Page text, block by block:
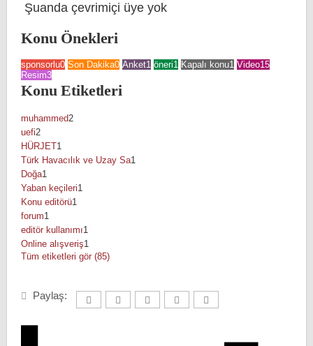
Şuanda çevrimiçi üye yok
Konu Önekleri
sponsorlu0 Son Dakika0 Anket1 öneri1 Kapalı konu1 Video15
Resim3
Konu Etiketleri
muhammed2
uefi2
HÜRJET1
Türk Havacılık ve Uzay Sa1
Doğa1
Yaban keçileri1
Konu editörü1
forum1
editör kullanımı1
Online alışveriş1
Tüm etiketleri gör (85)
Paylaş: